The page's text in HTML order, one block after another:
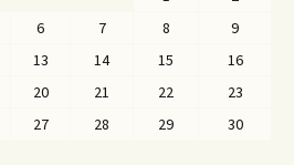
6 7 8
9
13 14 15
16
20 21 22
23
27 28 29
30